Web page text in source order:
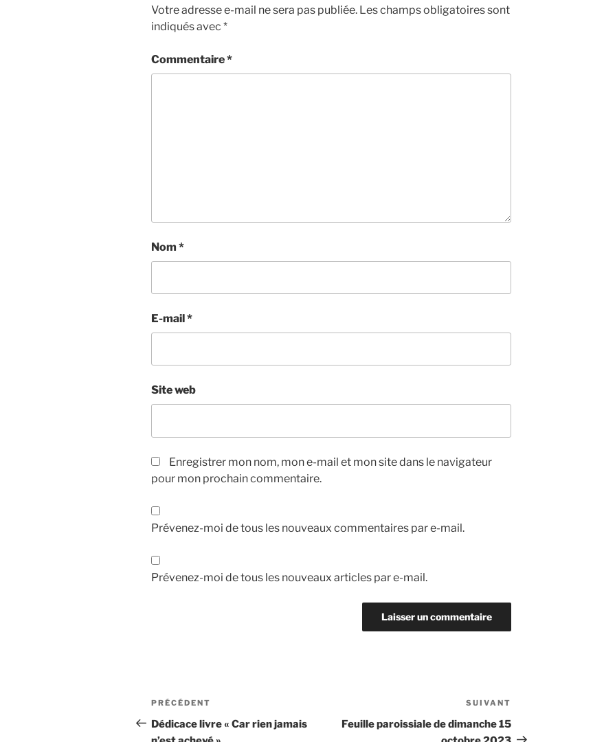
Votre adresse e-mail ne sera pas publiée. Les champs obligatoires sont
indiqués avec *
Commentaire*
Nom *
E-mail*
Site web
Enregistrer mon nom, mon e-mail et mon site dans le navigateur
pour mon prochain commentaire.
Prévenez-moi de tous les nouveaux commentaires par e-mail.
Prévenez-moi de tous les nouveaux articles par e-mail.
Navigation
de
Article
précédent
PRÉCÉDENT
Dédicace livre « Car rien jamais
suivant
SUIVANT
Feuille paroissiale de dimanche 15